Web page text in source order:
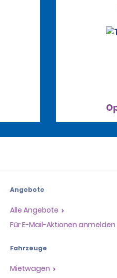
Angebote
Alle Angebote
Für E-Mail-Aktionen anmelden
Fahrzeuge
Mietwagen